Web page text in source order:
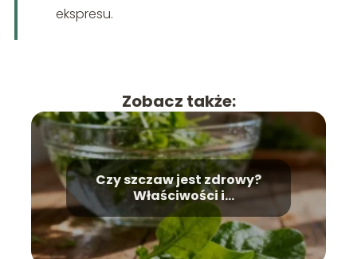
ekspresu.
Zobacz także:
Czy szczaw jest zdrowy?
Właściwości i
przeciwwskazania